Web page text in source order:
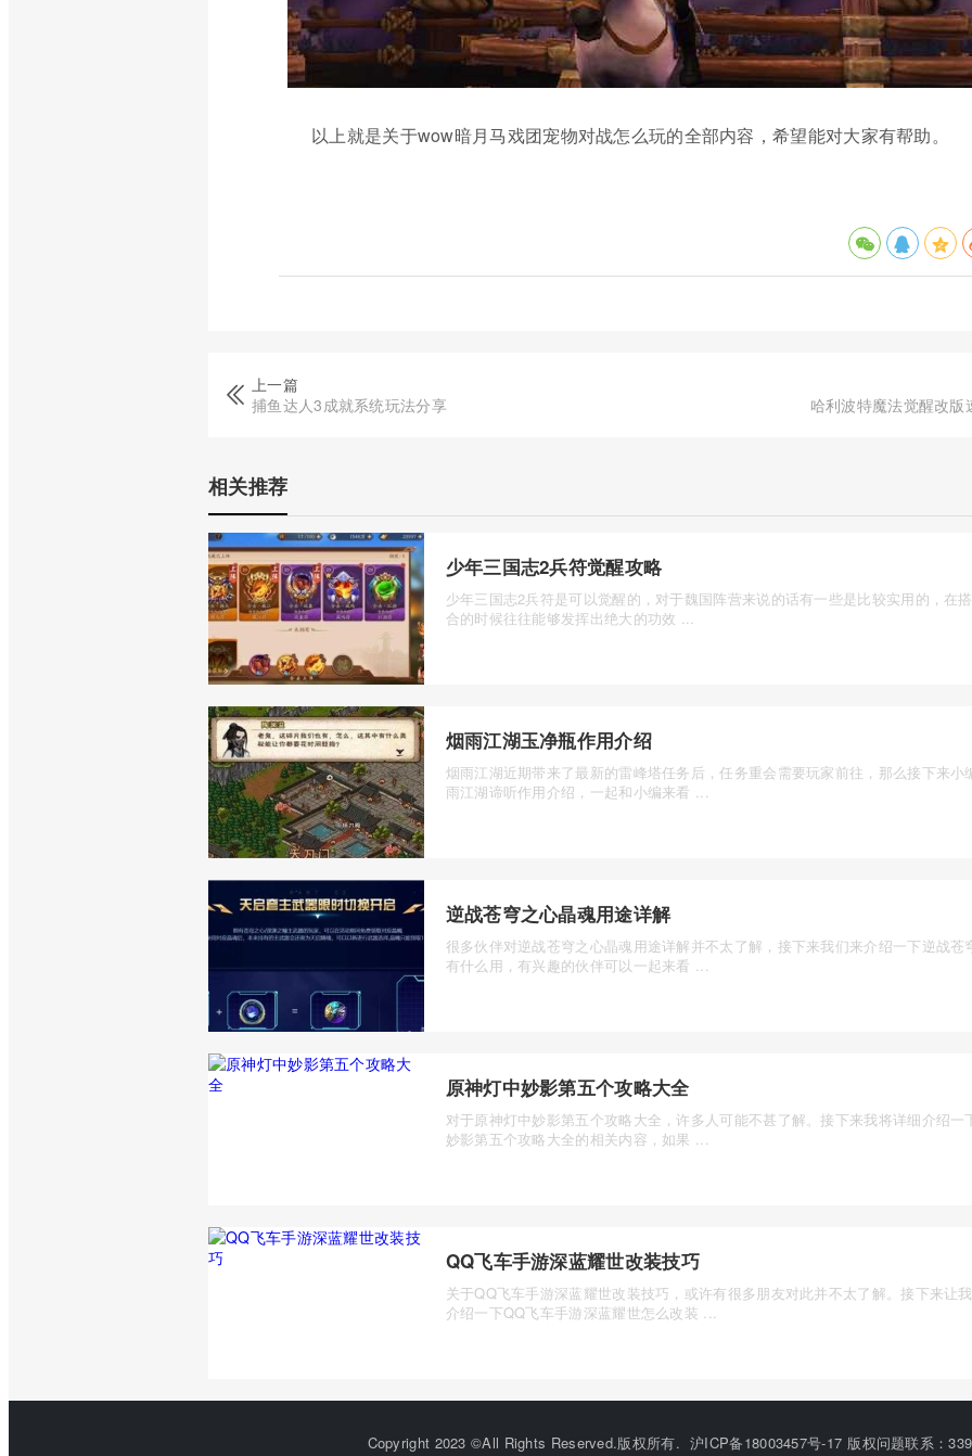
以上就是关于wow暗月马戏团宠物对战怎么玩的全部内容，希望能对大家有帮助。
上一篇
捕鱼达人3成就系统玩法分享
哈利波特魔法觉醒改版
相关推荐
少年三国志2兵符觉醒攻略
少年三国志2兵符是可以觉醒的，对于魏国阵营来说的话有一些是比较实用的，在
合的时候往往能够发挥出绝大的功效 ...
烟雨江湖玉净瓶作用介绍
烟雨江湖近期带来了最新的雷峰塔任务后，任务重会需要玩家前往，那么接下来小
雨江湖谛听作用介绍，一起和小编来看 ...
逆战苍穹之心晶魂用途详解
很多伙伴对逆战苍穹之心晶魂用途详解并不太了解，接下来我们来介绍一下逆战苍
有什么用，有兴趣的伙伴可以一起来看 ...
原神灯中妙影第五个攻略大全
对于原神灯中妙影第五个攻略大全，许多人可能不甚了解。接下来我将详细介绍一
妙影第五个攻略大全的相关内容，如果 ...
QQ飞车手游深蓝耀世改装技巧
关于QQ飞车手游深蓝耀世改装技巧，或许有很多朋友对此并不太了解。接下来让
介绍一下QQ飞车手游深蓝耀世怎么改装 ...
Copyright 2023 ©All Rights Reserved.版权所有. 沪ICP备18003457号-17 版权问题联系：